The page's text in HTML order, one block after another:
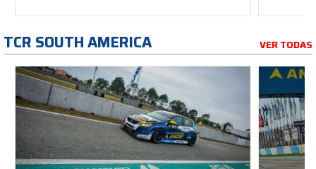
TCR SOUTH AMERICA VER TODAS